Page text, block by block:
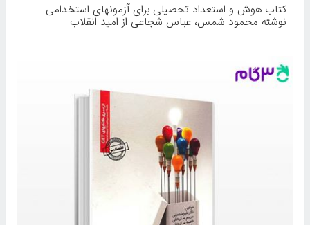
کتاب هوش و استعداد تحصیلی برای آزمونهای استخدامی
نوشته محمود شمس، عباس شجاعی از امید انقلاب